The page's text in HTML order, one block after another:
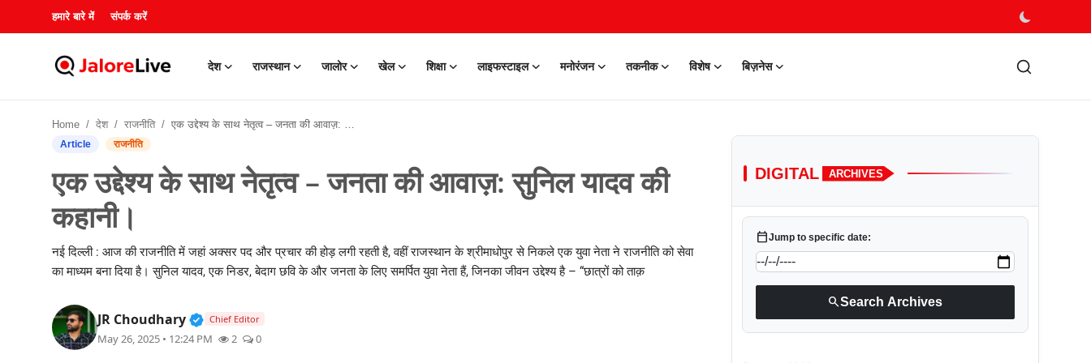
हमारे बारे में संपर्क करें
देश राजस्थान जालोर खेल शिक्षा लाइफस्टाइल मनोरंजन तकनीक विशेष बिज़नेस
राजस्थान
Home देश राजनीति एक उद्देश्य के साथ नेतृत्व – जनता की आवाज़: सुनिल यादव की कहानी।
Article राजनीति
एक उद्देश्य के साथ नेतृत्व – जनता की आवाज़: सुनिल यादव की
कहानी।
नई दिल्ली : आज की राजनीति में जहां अक्सर पद और प्रचार की होड़ लगी रहती है, वहीं राजस्थान के श्रीमाधोपुर से निकले एक युवा नेता ने राजनीति को सेवा
का माध्यम बना दिया है। सुनिल यादव, एक निडर, बेदाग छवि के और जनता के लिए समर्पित युवा नेता हैं, जिनका जीवन उद्देश्य है – “छात्रों को ताक़
JR Choudhary Verified Public Figure • 30 Mar, 2026
Chief Editor
May 26, 2025 • 12:24 PM 2 0
DIGITAL ARCHIVES
calendar_todayJump to specific date:
searchSearch Archives